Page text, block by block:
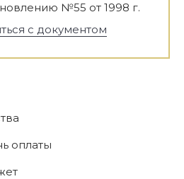
№55 от 1998 г.
с документом
оплаты